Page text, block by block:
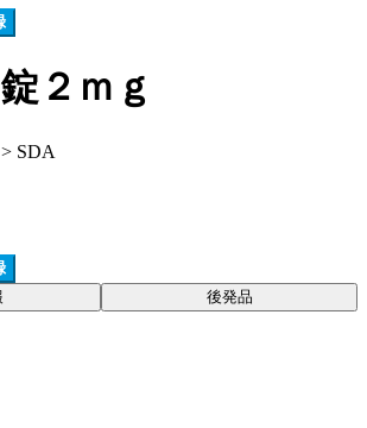
２ｍｇ
SDA
後発品